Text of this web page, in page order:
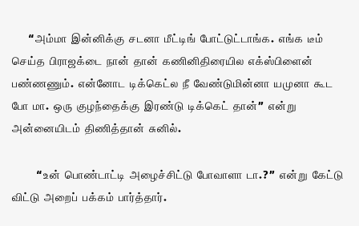
“அம்மா இன்னிக்கு சடனா மீட்டிங் போட்டுட்டாங்க. எங்க டீம்
செய்த பிராஜக்டை நான் தான் கணினிதிரையில எக்ஸ்பிளைன்
பண்ணணும். என்னோட டிக்கெட்ல நீ வேண்டுமின்னா யமுனா கூட
போ மா. ஒரு குழந்தைக்கு இரண்டு டிக்கெட் தான்” என்று
அன்னையிடம் திணித்தான் சுனில்.
“உன் பொண்டாட்டி அழைச்சிட்டு போவாளா டா.?” என்று கேட்டு
விட்டு அறைப் பக்கம் பார்த்தார்.